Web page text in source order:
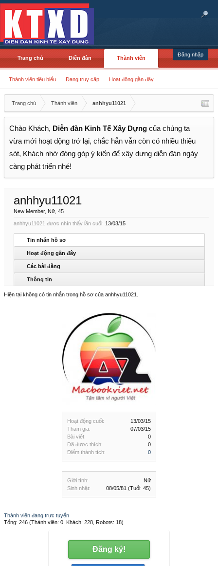
Đăng nhập
Trang chủ Diễn đàn Thành viên
Thành viên tiêu biểu Đang truy cập Hoạt động gần đây
Trang chủ Thành viên anhhyu11021
Chào Khách, Diễn đàn Kinh Tế Xây Dựng của chúng ta
vừa mới hoạt động trở lại, chắc hẳn vẫn còn có nhiều thiếu
sót, Khách nhớ đóng góp ý kiến để xây dựng diễn đàn ngày
càng phát triển nhé!
Hoạt động cuối:
13/03/15
Tham gia:
07/03/15
Bài viết:
0
Đã được thích:
0
Điểm thành tích:
0
Giới tính:
Nữ
Sinh nhật:
08/05/81 (Tuổi: 45)
anhhyu11021
New Member, Nữ, 45
anhhyu11021 được nhìn thấy lần cuối: 13/03/15
Tin nhắn hồ sơ
Hoạt động gần đây
Các bài đăng
Thông tin
Hiện tại không có tin nhắn trong hồ sơ của anhhyu11021.
Thành viên đang trực tuyến
Tổng: 246 (Thành viên: 0, Khách: 228, Robots: 18)
Đăng ký!